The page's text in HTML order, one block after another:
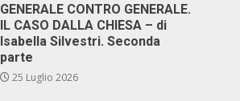
GENERALE CONTRO GENERALE.
IL CASO DALLA CHIESA – di
Isabella Silvestri. Seconda
parte
25 Luglio 2026